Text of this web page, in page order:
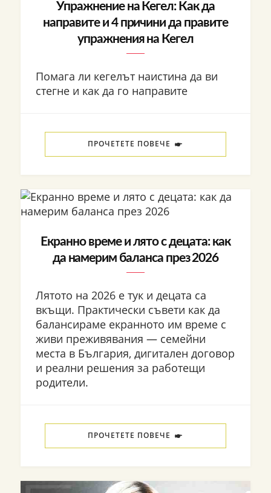
Упражнение на Кегел: Как да
направите и 4 причини да правите
упражнения на Кегел
Помага ли кегелът наистина да ви
стегне и как да го направите
ПРОЧЕТЕТЕ ПОВЕЧЕ
Екранно време и лято с децата: как
да намерим баланса през 2026
Лятото на 2026 е тук и децата са
вкъщи. Практически съвети как да
балансираме екранното им време с
живи преживявания — семейни
места в България, дигитален договор
и реални решения за работещи
родители.
ПРОЧЕТЕТЕ ПОВЕЧЕ